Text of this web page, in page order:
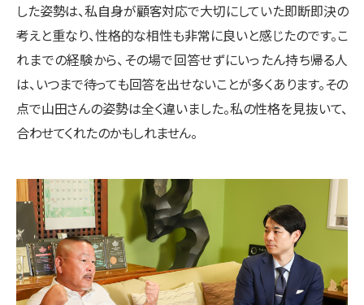
した姿勢は、私自身が顧客対応で大切にしていた即断即決の
考えと重なり、性格的な相性も非常に良いと感じたのです。こ
れまでの経験から、その場で回答せずにいったん持ち帰る人
は、いつまで待っても回答を出せないことが多くあります。その
点で山田さんの姿勢は全く違いました。私の性格を見抜いて、
合わせてくれたのかもしれません。